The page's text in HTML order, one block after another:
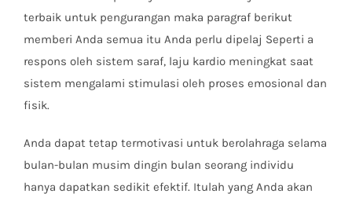
terbaik untuk pengurangan maka paragraf berikut
memberi Anda semua itu Anda perlu dipelaj Seperti a
respons oleh sistem saraf, laju kardio meningkat saat
sistem mengalami stimulasi oleh proses emosional dan
fisik.
Anda dapat tetap termotivasi untuk berolahraga selama
bulan-bulan musim dingin bulan seorang individu
hanya dapatkan sedikit efektif. Itulah yang Anda akan